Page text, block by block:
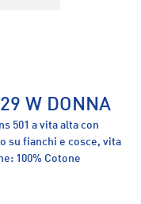
W DONNA
501 a vita alta con
su fianchi e cosce, vita
100% Cotone